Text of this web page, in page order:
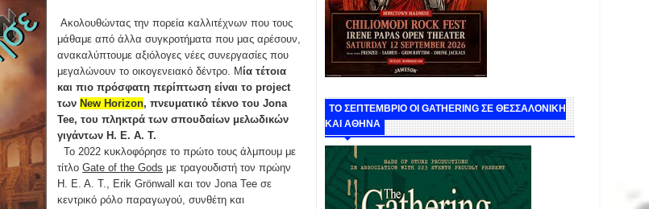
Ακολουθώντας την πορεία καλλιτέχνων που τους
μάθαμε από άλλα συγκροτήματα που μας αρέσουν,
ανακαλύπτουμε αξιόλογες νέες συνεργασίες που
μεγαλώνουν το οικογενειακό δέντρο. Μία τέτοια
και πιο πρόσφατη περίπτωση είναι το project
των New Horizon, πνευματικό τέκνο του Jona
Tee, του πληκτρά των σπουδαίων μελωδικών
γιγάντων H. E. A. T.
Το 2022 κυκλοφόρησε το πρώτο τους άλμπουμ με
τίτλο Gate of the Gods με τραγουδιστή τον πρώην
H. E. A. T., Erik Grönwall και τον Jona Tee σε
κεντρικό ρόλο παραγωγού, συνθέτη και
ΤΟ ΣΕΠΤΕΜΒΡΙΟ ΟΙ GATHERING ΣΕ ΘΕΣΣΑΛΟΝΙΚΗ
ΚΑΙ ΑΘΗΝΑ